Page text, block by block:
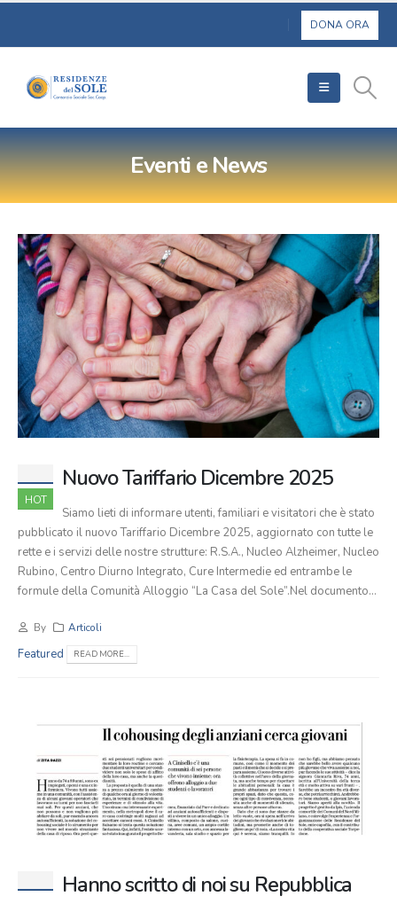
Eventi e News
HOT
Nuovo Tariffario Dicembre 2025
Siamo lieti di informare utenti, familiari e visitatori che è stato
pubblicato il nuovo Tariffario Dicembre 2025, aggiornato con tutte le
rette e i servizi delle nostre strutture: R.S.A., Nucleo Alzheimer, Nucleo
Rubino, Centro Diurno Integrato, Cure Intermedie ed entrambe le
formule della Comunità Alloggio “La Casa del Sole”.Nel documento...
By Articoli
Featured READ MORE...
Hanno scritto di noi su Repubblica